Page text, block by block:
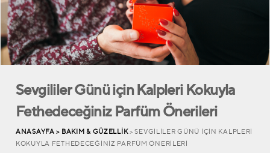
Sevgililer Günü için Kalpleri Kokuyla
Fethedeceğiniz Parfüm Önerileri
ANASAYFA > BAKIM & GÜZELLIK> SEVGILILER GÜNÜ IÇIN KALPLERI
KOKUYLA FETHEDECEĞINIZ PARFÜM ÖNERILERI